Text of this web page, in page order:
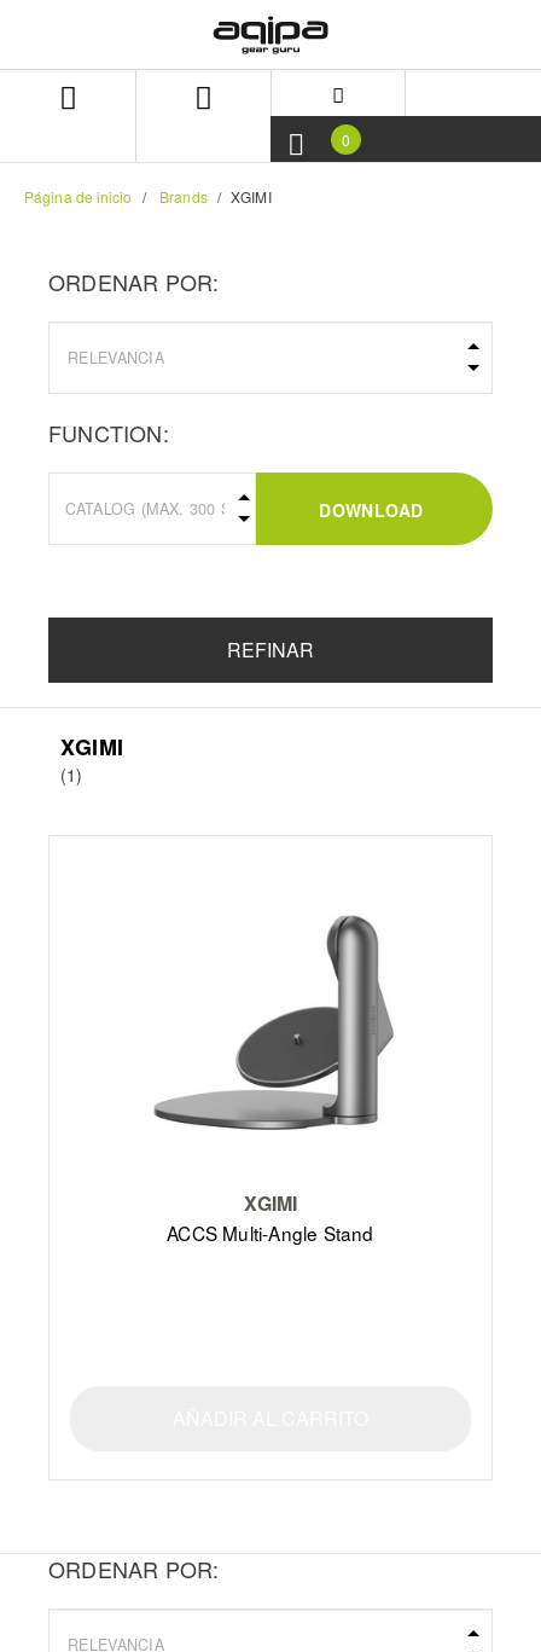
0
Página de inicio Brands XGIMI
ORDENAR POR:
FUNCTION:
DOWNLOAD
REFINAR
XGIMI
(1)
XGIMI
ACCS Multi-Angle Stand
ORDENAR POR: